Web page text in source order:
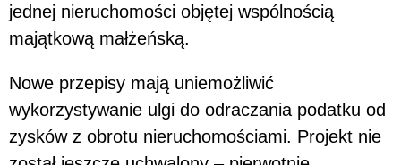
jednej nieruchomości objętej wspólnością
majątkową małżeńską.
Nowe przepisy mają uniemożliwić
wykorzystywanie ulgi do odraczania podatku od
zysków z obrotu nieruchomościami. Projekt nie